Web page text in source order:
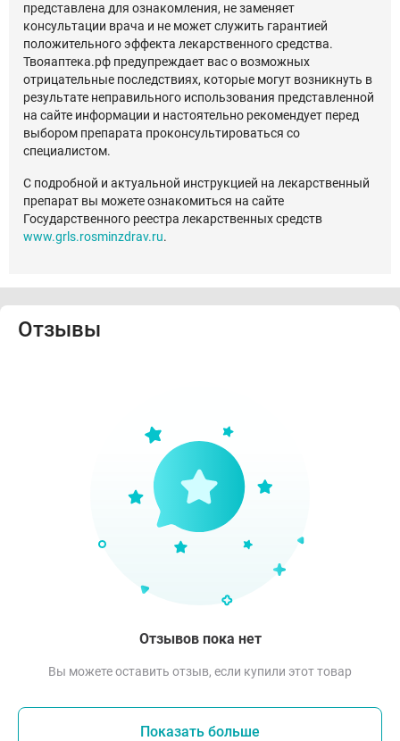
представлена для ознакомления, не заменяет
консультации врача и не может служить гарантией
положительного эффекта лекарственного средства.
Твояаптека.рф предупреждает вас о возможных
отрицательные последствиях, которые могут возникнуть в
результате неправильного использования представленной
на сайте информации и настоятельно рекомендует перед
выбором препарата проконсультироваться со
специалистом.
С подробной и актуальной инструкцией на лекарственный
препарат вы можете ознакомиться на сайте
Государственного реестра лекарственных средств
www.grls.rosminzdrav.ru.
Отзывы
Отзывов пока нет
Вы можете оставить отзыв, если купили этот товар
Показать больше